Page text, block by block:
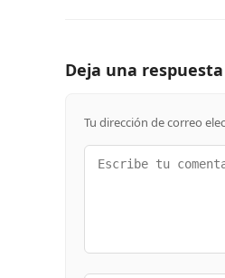
Deja una respuesta
Tu dirección de correo